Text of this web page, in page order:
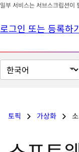
일부 서비스는 서브스크립션이
로그인 또는 등록하
페
이
어토픽 가상화